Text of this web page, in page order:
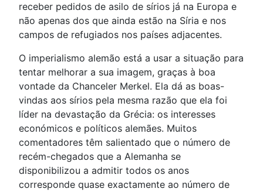
receber pedidos de asilo de sírios já na Europa e
não apenas dos que ainda estão na Síria e nos
campos de refugiados nos países adjacentes.
O imperialismo alemão está a usar a situação para
tentar melhorar a sua imagem, graças à boa
vontade da Chanceler Merkel. Ela dá as boas-
vindas aos sírios pela mesma razão que ela foi
líder na devastação da Grécia: os interesses
económicos e políticos alemães. Muitos
comentadores têm salientado que o número de
recém-chegados que a Alemanha se
disponibilizou a admitir todos os anos
corresponde quase exactamente ao número de